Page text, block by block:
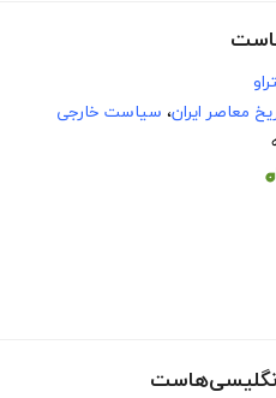
معاصر ایران، سیاست خارجی